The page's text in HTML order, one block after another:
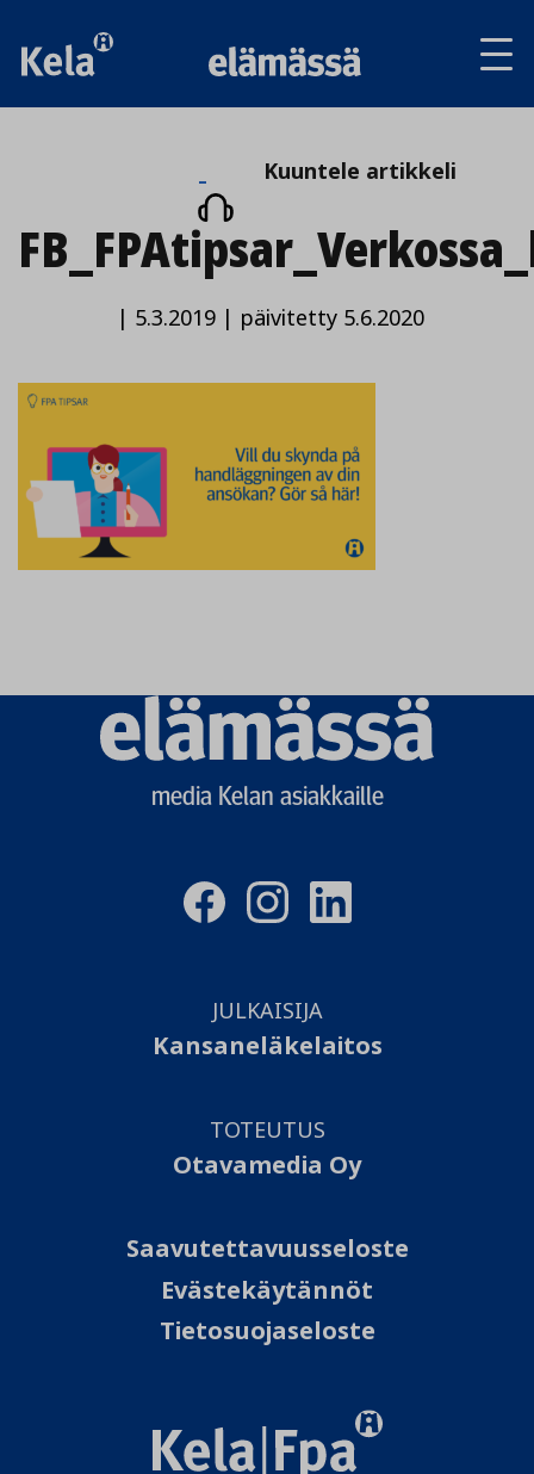
Kuuntele
artikkeli
Kuuntele artikkeli
| 5.3.2019| päivitetty 5.6.2020
Elämässä
logo
media Kelan asiakkaille
JULKAISIJA
Kansaneläkelaitos
TOTEUTUS
Otavamedia Oy
Saavutettavuusseloste
Evästekäytännöt
Tietosuojaseloste